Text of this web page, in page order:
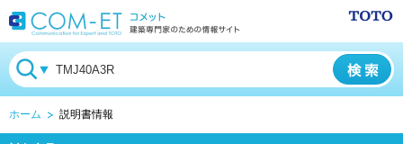
ホーム 説明書情報